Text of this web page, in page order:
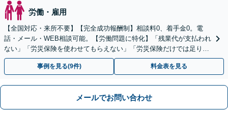
労働・雇用
【全国対応・来所不要】【完全成功報酬制】相談料0、着手金0。電
話・メール・WEB相談可能。【労働問題に特化】「残業代が支払われ
ない」「労災保険を使わせてもらえない」「労災保険だけでは足りな
い。損害賠償請求したい」など労働問題はお任せを。
事例を見る(9件) 料金表を見る
メールでお問い合わせ